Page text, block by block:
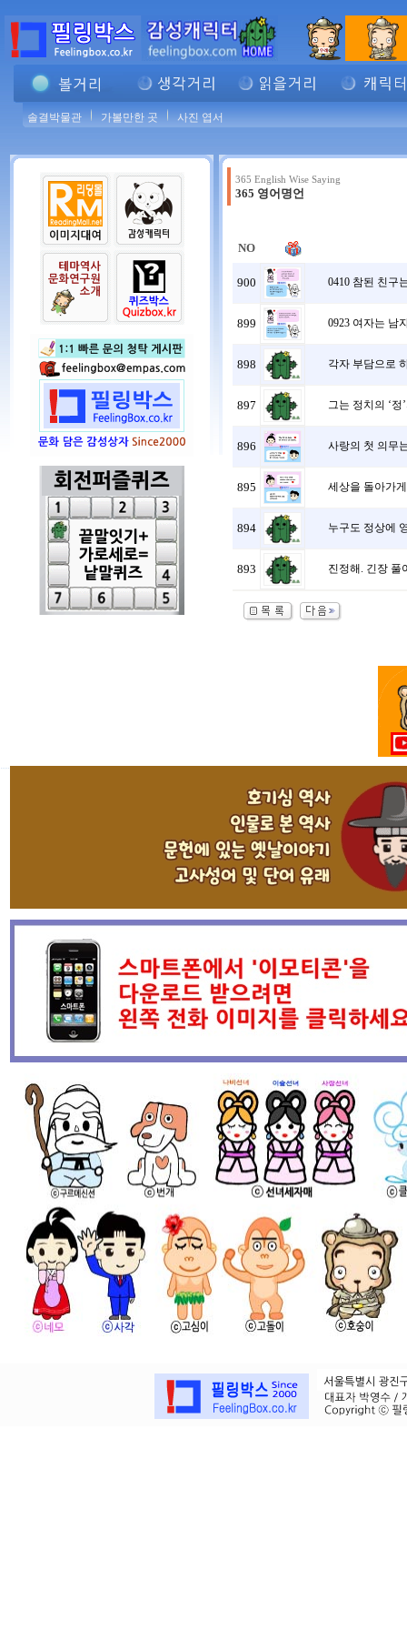
솔결박물관 가볼만한 곳 사진 엽서
365 English Wise Saying
365 영어명언
NO
900 0410 참된 친구
899 0923 여자는 남
898 각자 부담으로
897 그는 정치의 ‘정
896 사랑의 첫 의무
895 세상을 돌아가
894 누구도 정상에
893 진정해. 긴장 풀